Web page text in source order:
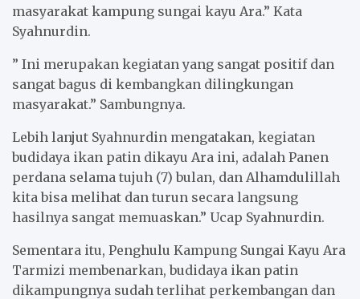
masyarakat kampung sungai kayu Ara.” Kata
Syahnurdin.
” Ini merupakan kegiatan yang sangat positif dan
sangat bagus di kembangkan dilingkungan
masyarakat.” Sambungnya.
Lebih lanjut Syahnurdin mengatakan, kegiatan
budidaya ikan patin dikayu Ara ini, adalah Panen
perdana selama tujuh (7) bulan, dan Alhamdulillah
kita bisa melihat dan turun secara langsung
hasilnya sangat memuaskan.” Ucap Syahnurdin.
Sementara itu, Penghulu Kampung Sungai Kayu Ara
Tarmizi membenarkan, budidaya ikan patin
dikampungnya sudah terlihat perkembangan dan